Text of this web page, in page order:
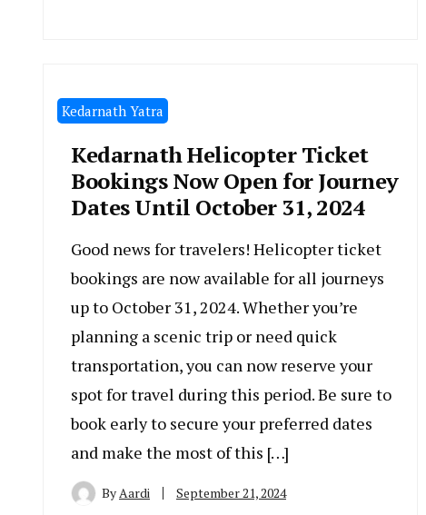
Kedarnath Yatra
Kedarnath Helicopter Ticket
Bookings Now Open for Journey
Dates Until October 31, 2024
Good news for travelers! Helicopter ticket
bookings are now available for all journeys
up to October 31, 2024. Whether you’re
planning a scenic trip or need quick
transportation, you can now reserve your
spot for travel during this period. Be sure to
book early to secure your preferred dates
and make the most of this […]
ByAardi September 21, 2024